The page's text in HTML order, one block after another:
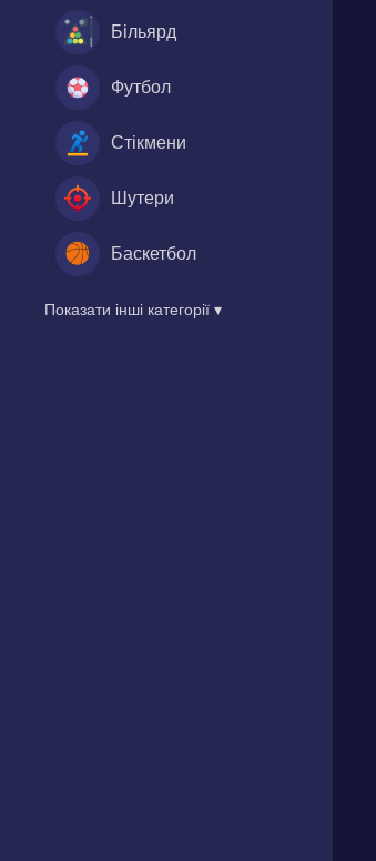
Більярд
Футбол
Стікмени
Шутери
Баскетбол
Показати інші категорії ▾